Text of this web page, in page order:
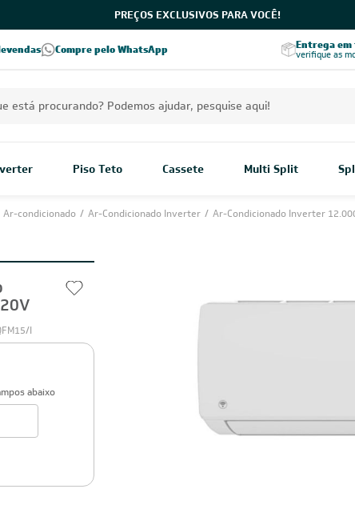
PREÇOS EXCLUSIVOS PARA VOCÊ!
Compre pelo WhatsApp
Excelência no RA
Excelência no Reclame Aqui Seja parceiro Leveros Entrega em
verifique as
Piso Teto Cassete Multi Split
Ar-condicionado / Ar-Condicionado Inverter / Ar-Condicionado Inverter
I
abaixo